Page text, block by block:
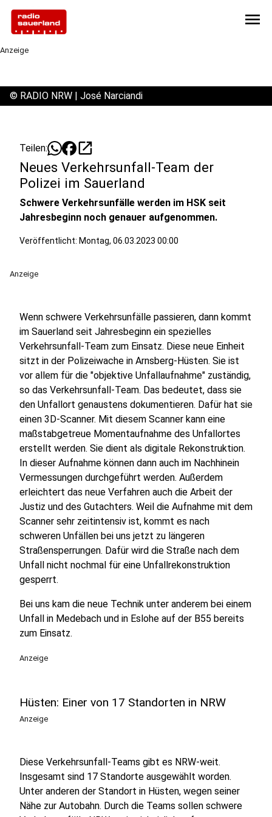
menu
Anzeige
© RADIO NRW | José Narciandi
Teilen: open_in_new
Neues Verkehrsunfall-Team der
Polizei im Sauerland
Schwere Verkehrsunfälle werden im HSK seit
Jahresbeginn noch genauer aufgenommen.
Veröffentlicht: Montag, 06.03.2023 00:00
Anzeige
Wenn schwere Verkehrsunfälle passieren, dann kommt
im Sauerland seit Jahresbeginn ein spezielles
Verkehrsunfall-Team zum Einsatz. Diese neue Einheit
sitzt in der Polizeiwache in Arnsberg-Hüsten. Sie ist
vor allem für die "objektive Unfallaufnahme" zuständig,
so das Verkehrsunfall-Team. Das bedeutet, dass sie
den Unfallort genaustens dokumentieren. Dafür hat sie
einen 3D-Scanner. Mit diesem Scanner kann eine
maßstabgetreue Momentaufnahme des Unfallortes
erstellt werden. Sie dient als digitale Rekonstruktion.
In dieser Aufnahme können dann auch im Nachhinein
Vermessungen durchgeführt werden. Außerdem
erleichtert das neue Verfahren auch die Arbeit der
Justiz und des Gutachters. Weil die Aufnahme mit dem
Scanner sehr zeitintensiv ist, kommt es nach
schweren Unfällen bei uns jetzt zu längeren
Straßensperrungen. Dafür wird die Straße nach dem
Unfall nicht nochmal für eine Unfallrekonstruktion
gesperrt.
Bei uns kam die neue Technik unter anderem bei einem
Unfall in Medebach und in Eslohe auf der B55 bereits
zum Einsatz.
Anzeige
Hüsten: Einer von 17 Standorten in NRW
Anzeige
Diese Verkehrsunfall-Teams gibt es NRW-weit.
Insgesamt sind 17 Standorte ausgewählt worden.
Unter anderen der Standort in Hüsten, wegen seiner
Nähe zur Autobahn. Durch die Teams sollen schwere